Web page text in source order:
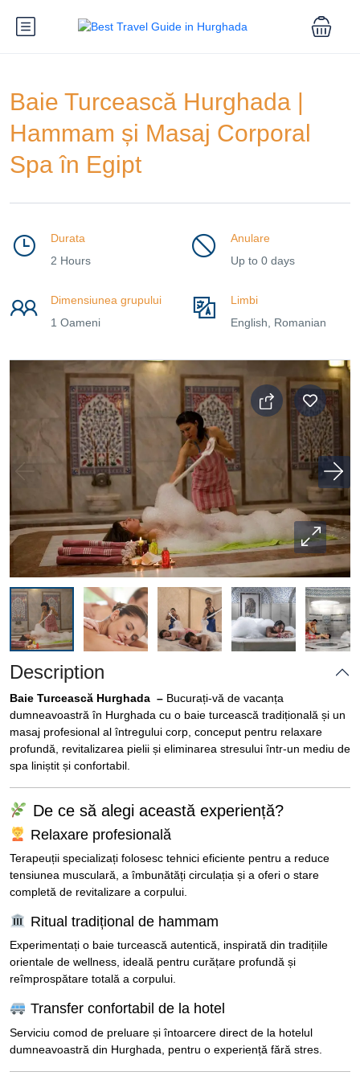
Baie Turcească Hurghada |
Hammam și Masaj Corporal
Spa în Egipt
Durata
2 Hours
Anulare
Up to 0 days
Dimensiunea grupului
1 Oameni
Limbi
English, Romanian
Description
Baie Turcească Hurghada – Bucurați-vă de vacanța
dumneavoastră în Hurghada cu o baie turcească tradițională și un
masaj profesional al întregului corp, conceput pentru relaxare
profundă, revitalizarea pielii și eliminarea stresului într-un mediu de
spa liniștit și confortabil.
De ce să alegi această experiență?
Relaxare profesională
Terapeuții specializați folosesc tehnici eficiente pentru a reduce
tensiunea musculară, a îmbunătăți circulația și a oferi o stare
completă de revitalizare a corpului.
Ritual tradițional de hammam
Experimentați o baie turcească autentică, inspirată din tradițiile
orientale de wellness, ideală pentru curățare profundă și
reîmprospătare totală a corpului.
Transfer confortabil de la hotel
Serviciu comod de preluare și întoarcere direct de la hotelul
dumneavoastră din Hurghada, pentru o experiență fără stres.